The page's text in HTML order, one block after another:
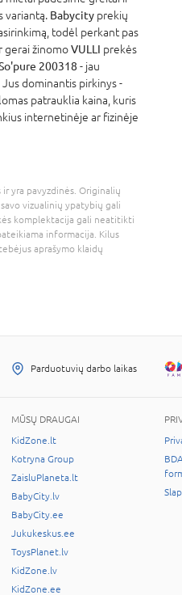
variantą. Babycity prekių
todėl perkant pas
gerai žinomoVULLI prekės
200318 - jau
dominantis pirkinys -
patrauklia kaina, kuris
internetinėje ar fizinėje
yra pavyzdinės. Originalių
vizualinių ypatybių gali
komplektacija gali neatitikti
informacija. Kilus
aprašymo klaidų
Parduotuvių darbo laikas
MŪSŲ DRAUGAI
KidZone.lt
Kotryna Group
ZaisluPlaneta.lt
BabyCity.lv
BabyCity.ee
Jukukeskus.ee
ToysPlanet.lv
KidZone.lv
KidZone.ee